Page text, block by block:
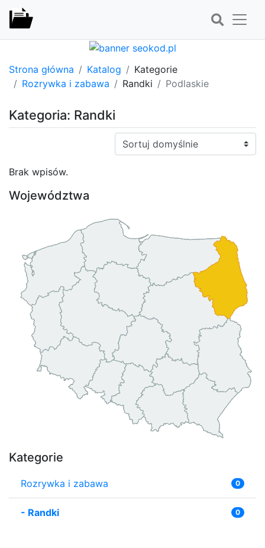
Strona główna Katalog
Kategorie
Rozrywka i zabawa
Randki Podlaskie
Kategoria: Randki
Sortuj:
Brak wpisów.
Województwa
Kategorie
Rozrywka i zabawa 0
- Randki 0